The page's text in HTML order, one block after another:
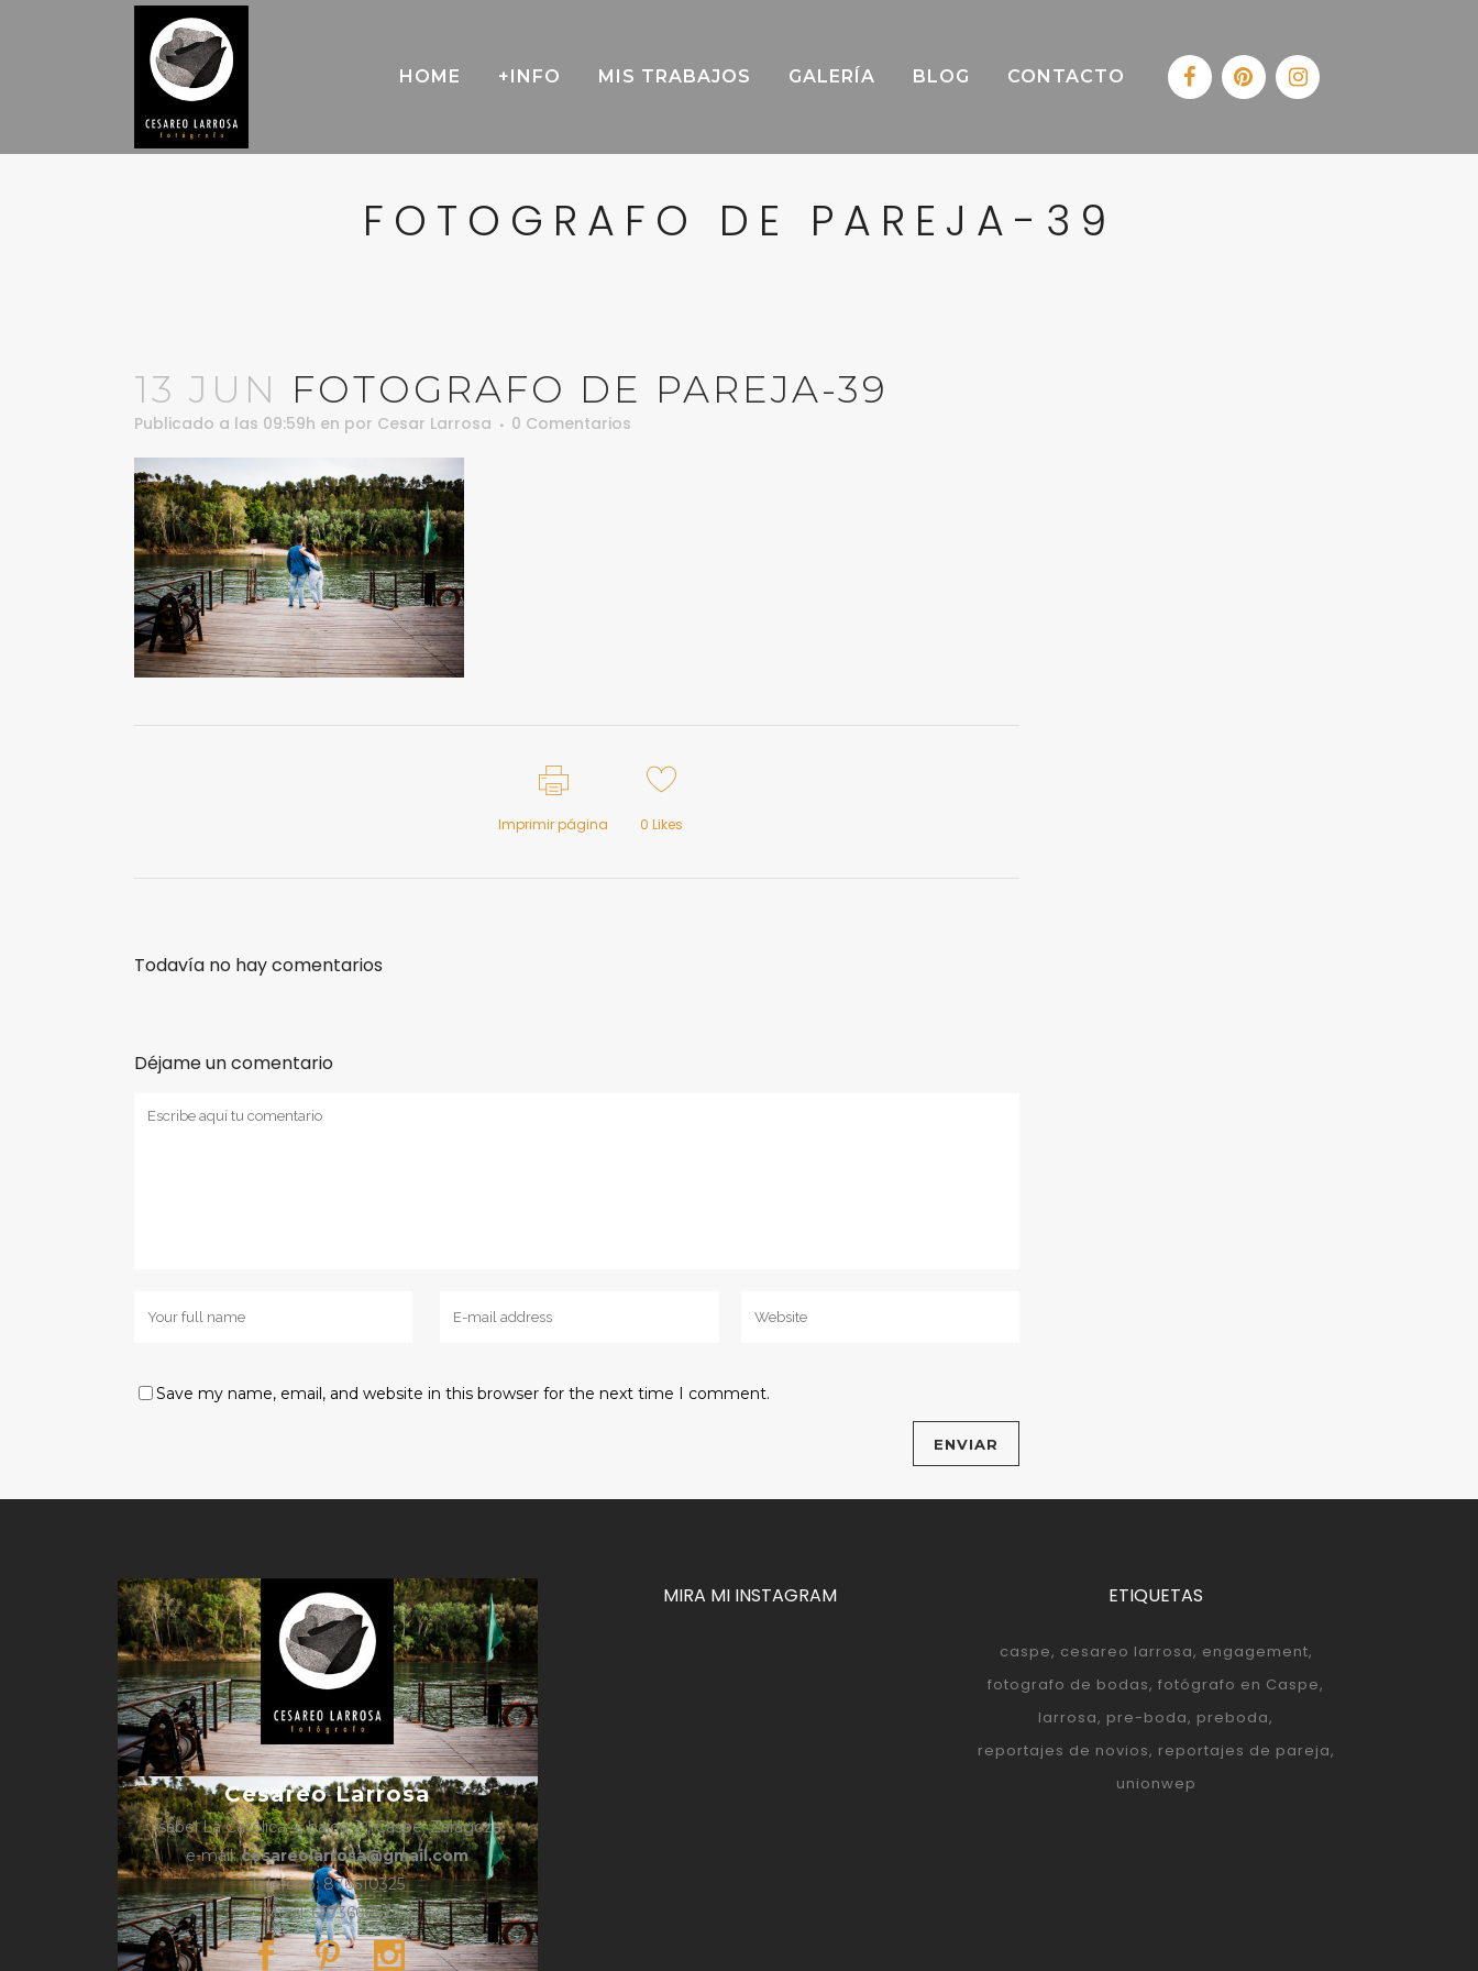
HOME +INFO MIS TRABAJOS GALERÍA BLOG CONTACTO
FOTOGRAFO DE PAREJA-39
13 JUN FOTOGRAFO DE PAREJA-39
Publicado a las 09:59h en por Cesar Larrosa 0 Comentarios
Imprimir página 0 Likes
Todavía no hay comentarios
Déjame un comentario
Save my name, email, and website in this browser for the next time I comment.
Cesareo Larrosa
Isabel La Católica 4, bajos, 1º, Caspe, Zaragoza
e-mail:cesareolarrosa@gmail.com
Teléfono: 876610325
Móvil: 657366052
MIRA MI INSTAGRAM ETIQUETAS
caspe cesareo larrosa engagement
fotografo de bodas fotógrafo en Caspe
larrosa pre-boda preboda
reportajes de novios reportajes de pareja
unionwep